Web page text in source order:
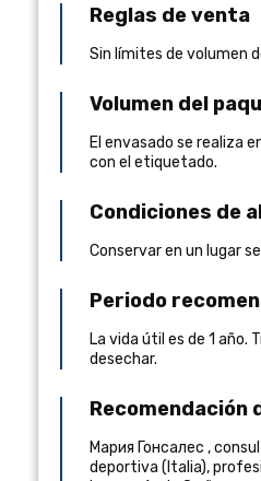
Reglas de venta
Sin límites de volumen
Volumen del
El envasado se realiza
con el etiquetado.
Condiciones de
Conservar en un lugar
Periodo
La vida útil es de 1 año.
desechar.
Recomendación
Мария Гонсалес ,
deportiva ( Italia),